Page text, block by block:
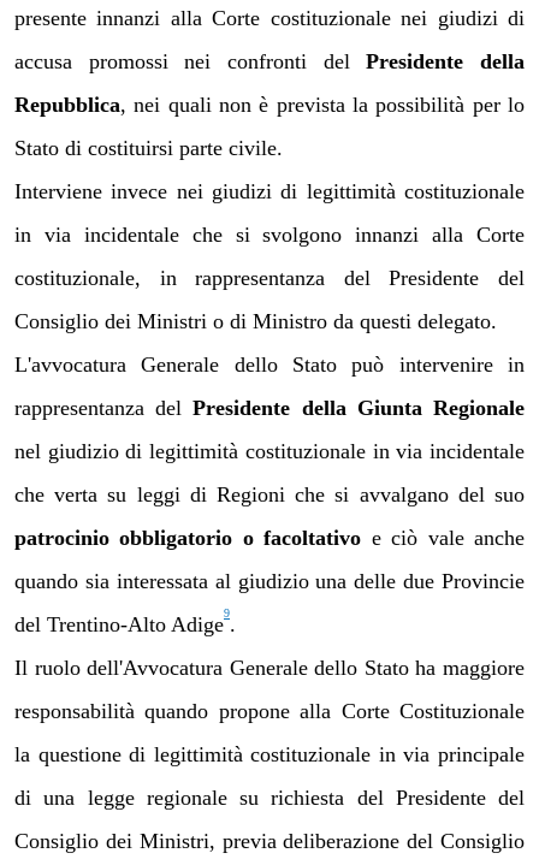
presente innanzi alla Corte costituzionale nei giudizi di
accusa promossi nei confronti delPresidente della
Repubblica, nei quali non è prevista la possibilità per lo
Stato di costituirsi parte civile.
Interviene invece nei giudizi di legittimità costituzionale
in via incidentale che si svolgono innanzi alla Corte
costituzionale, in rappresentanza del Presidente del
Consiglio dei Ministri o di Ministro da questi delegato.
L'avvocatura Generale dello Stato può intervenire in
rappresentanza delPresidente della Giunta Regionale
nel giudizio di legittimità costituzionale in via incidentale
che verta su leggi di Regioni che si avvalgano del suo
patrocinio obbligatorio o facoltativo e ciò vale anche
quando sia interessata al giudizio una delle due Provincie
del Trentino-Alto Adige9.
Il ruolo dell'Avvocatura Generale dello Stato ha maggiore
responsabilità quando propone alla Corte Costituzionale
la questione di legittimità costituzionale in via principale
di una legge regionale su richiesta del Presidente del
Consiglio dei Ministri, previa deliberazione del Consiglio